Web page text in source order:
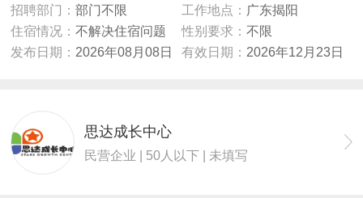
招聘部门： 部门不限 工作地点： 广东揭阳
住宿情况： 不解决住宿问题 性别要求： 不限
发布日期： 2026年08月08日 有效日期： 2026年12月23日
思达成长中心
民营企业 | 50人以下 | 未填写